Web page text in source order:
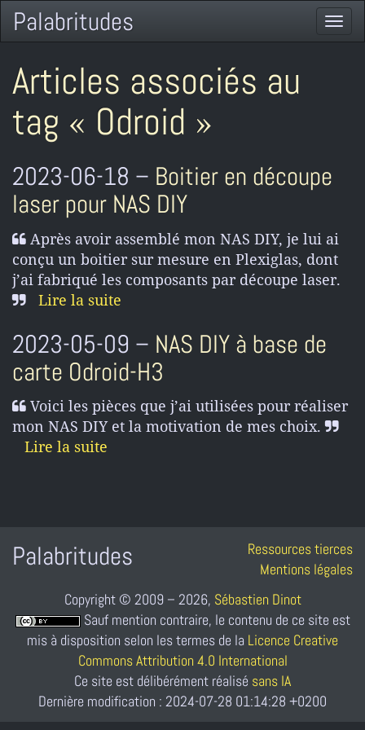
Palabritudes
Articles associés au
tag « Odroid »
2023-06-18 – Boitier en découpe
laser pour NAS DIY
Après avoir assemblé mon NAS DIY, je lui ai
conçu un boitier sur mesure en Plexiglas, dont
j’ai fabriqué les composants par découpe laser.
Lire la suite
2023-05-09 – NAS DIY à base de
carte Odroid-H3
Voici les pièces que j’ai utilisées pour réaliser
mon NAS DIY et la motivation de mes choix.
Lire la suite
Palabritudes
Ressources tierces
Mentions légales
Copyright © 2009 – 2026, Sébastien Dinot
Sauf mention contraire, le contenu de ce site est
mis à disposition selon les termes de la Licence Creative
Commons Attribution 4.0 International
Ce site est délibérément réalisé sans IA
Dernière modification : 2024-07-28 01:14:28 +0200